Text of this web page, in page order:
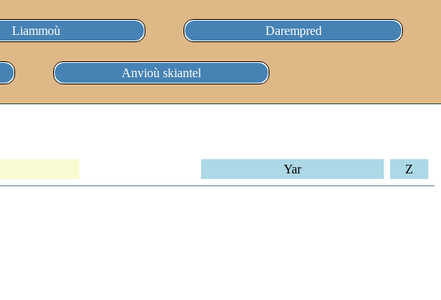
Liammoù Darempred
Anvioù skiantel
Yar Z